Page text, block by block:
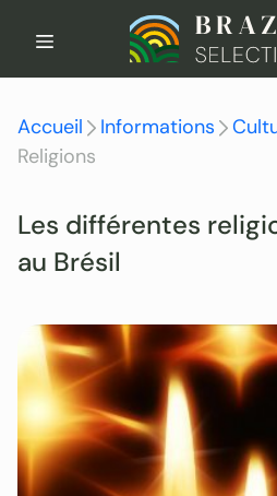
Les différentes
au Brésil
Accueil Informations
Religions